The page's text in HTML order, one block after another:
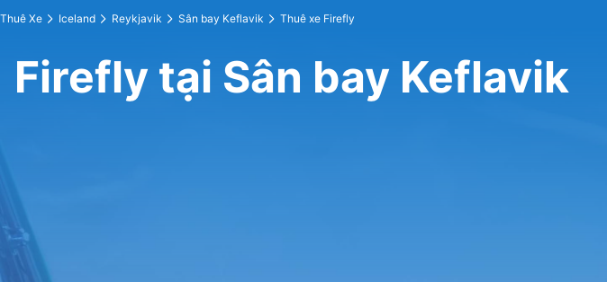
Thuê Xe Iceland Reykjavik Sân bay Keflavik Thuê xe Firefly
Firefly tại Sân bay Keflavik